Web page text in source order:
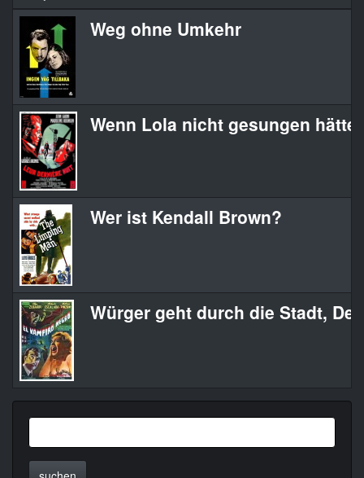
Weg ohne Umkehr
Wenn Lola nicht gesungen hätte
Wer ist Kendall Brown?
Würger geht durch die Stadt, Der